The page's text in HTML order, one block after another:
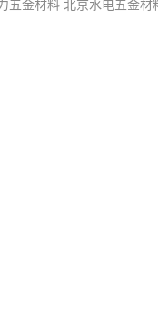
五金材料 北京水电五金材